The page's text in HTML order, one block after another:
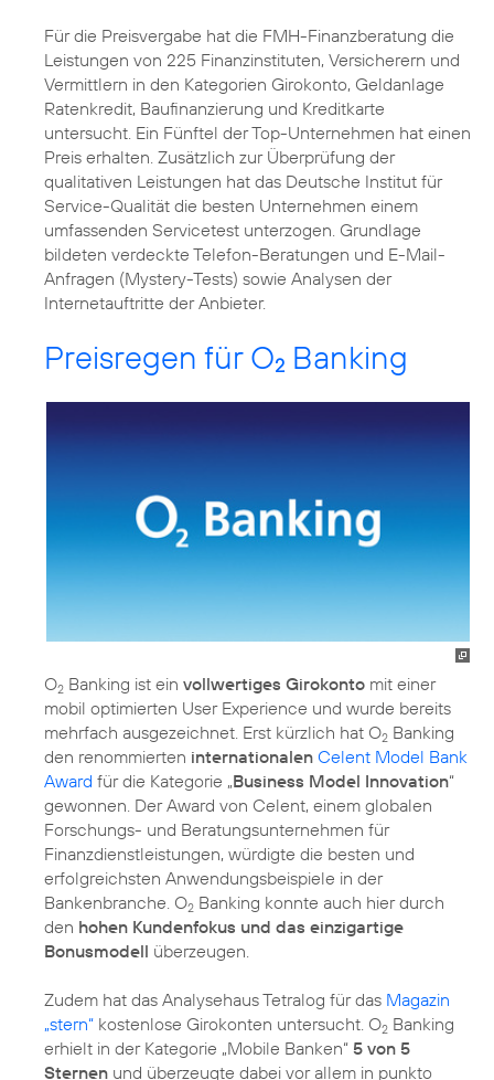
Für die Preisvergabe hat die FMH-Finanzberatung die
Leistungen von 225 Finanzinstituten, Versicherern und
Vermittlern in den Kategorien Girokonto, Geldanlage
Ratenkredit, Baufinanzierung und Kreditkarte
untersucht. Ein Fünftel der Top-Unternehmen hat einen
Preis erhalten. Zusätzlich zur Überprüfung der
qualitativen Leistungen hat das Deutsche Institut für
Service-Qualität die besten Unternehmen einem
umfassenden Servicetest unterzogen. Grundlage
bildeten verdeckte Telefon-Beratungen und E-Mail-
Anfragen (Mystery-Tests) sowie Analysen der
Internetauftritte der Anbieter.
Preisregen für O2 Banking
O2 Banking ist ein vollwertiges Girokonto mit einer
mobil optimierten User Experience und wurde bereits
mehrfach ausgezeichnet. Erst kürzlich hat O2 Banking
den renommierten internationalen Celent Model Bank
Award für die Kategorie „Business Model Innovation“
gewonnen. Der Award von Celent, einem globalen
Forschungs- und Beratungsunternehmen für
Finanzdienstleistungen, würdigte die besten und
erfolgreichsten Anwendungsbeispiele in der
Bankenbranche. O2 Banking konnte auch hier durch
den hohen Kundenfokus und das einzigartige
Bonusmodell überzeugen.
Zudem hat das Analysehaus Tetralog für das Magazin
„stern“ kostenlose Girokonten untersucht. O2 Banking
erhielt in der Kategorie „Mobile Banken“ 5 von 5
Sternen und überzeugte dabei vor allem in punkto